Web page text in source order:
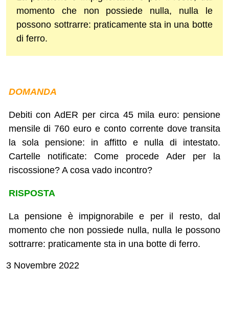
momento che non possiede nulla, nulla le
possono sottrarre: praticamente sta in una botte
di ferro.
DOMANDA
Debiti con AdER per circa 45 mila euro: pensione
mensile di 760 euro e conto corrente dove transita
la sola pensione: in affitto e nulla di intestato.
Cartelle notificate: Come procede Ader per la
riscossione? A cosa vado incontro?
RISPOSTA
La pensione è impignorabile e per il resto, dal
momento che non possiede nulla, nulla le possono
sottrarre: praticamente sta in una botte di ferro.
3 Novembre 2022